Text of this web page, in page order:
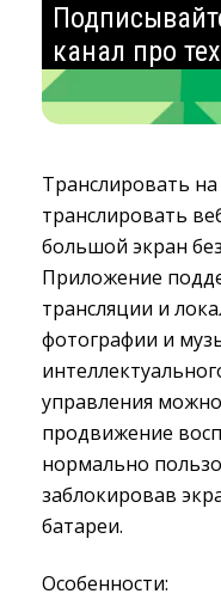
канал про
Tранслировать
транслировать
большой экран
Приложение
трансляции и
фотографии и
управления
продвижение
нормально
заблокировав
батареи.
Особенности: